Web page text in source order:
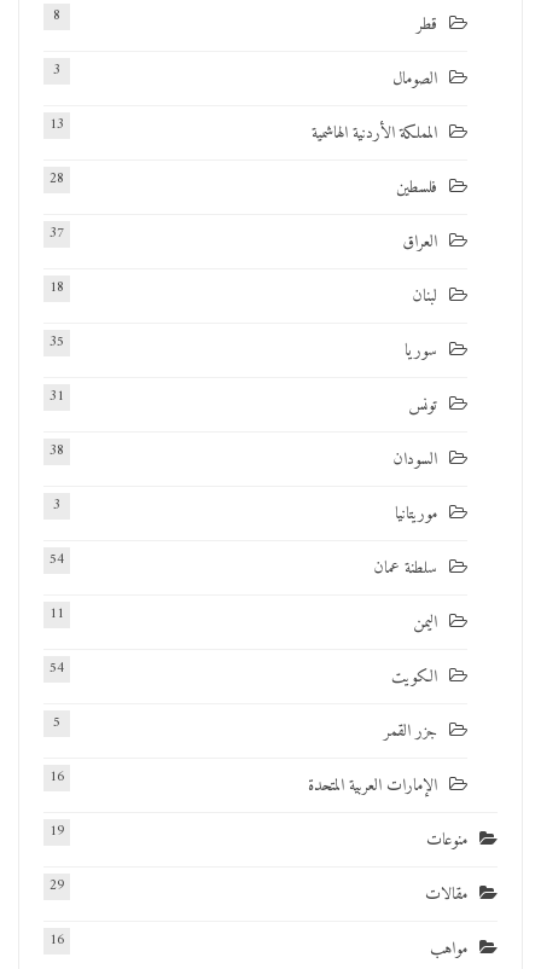
قطر 8
الصومال 3
المملكة الأردنية الهاشمية 13
فلسطين 28
العراق 37
لبنان 18
سوريا 35
تونس 31
السودان 38
موريتانيا 3
سلطنة عمان 54
اليمن 11
الكويت 54
جزر القمر 5
الإمارات العربية المتحدة 16
منوعات 19
مقالات 29
مواهب 16